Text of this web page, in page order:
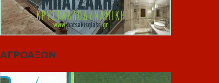
ΑΓΡΟΑΞΩΝ